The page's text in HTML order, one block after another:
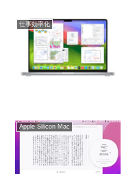
仕事効率化
Apple Silicon Mac